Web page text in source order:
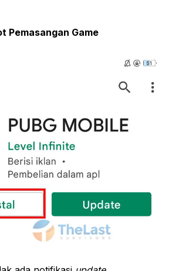
Pemasangan Game